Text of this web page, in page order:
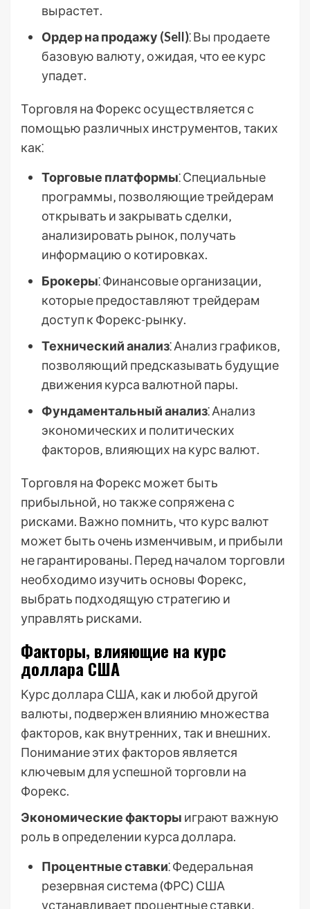
вырастет.
Ордер на продажу (Sell)⁚ Вы продаете
базовую валюту‚ ожидая‚ что ее курс
упадет.
Торговля на Форекс осуществляется с
помощью различных инструментов‚ таких
как⁚
Торговые платформы⁚ Специальные
программы‚ позволяющие трейдерам
открывать и закрывать сделки‚
анализировать рынок‚ получать
информацию о котировках.
Брокеры⁚ Финансовые организации‚
которые предоставляют трейдерам
доступ к Форекс-рынку.
Технический анализ⁚ Анализ графиков‚
позволяющий предсказывать будущие
движения курса валютной пары.
Фундаментальный анализ⁚ Анализ
экономических и политических
факторов‚ влияющих на курс валют.
Торговля на Форекс может быть
прибыльной‚ но также сопряжена с
рисками. Важно помнить‚ что курс валют
может быть очень изменчивым‚ и прибыли
не гарантированы. Перед началом торговли
необходимо изучить основы Форекс‚
выбрать подходящую стратегию и
управлять рисками.
Факторы‚ влияющие на курс
доллара США
Курс доллара США‚ как и любой другой
валюты‚ подвержен влиянию множества
факторов‚ как внутренних‚ так и внешних.
Понимание этих факторов является
ключевым для успешной торговли на
Форекс.
Экономические факторы играют важную
роль в определении курса доллара.
Процентные ставки⁚ Федеральная
резервная система (ФРС) США
устанавливает процентные ставки‚